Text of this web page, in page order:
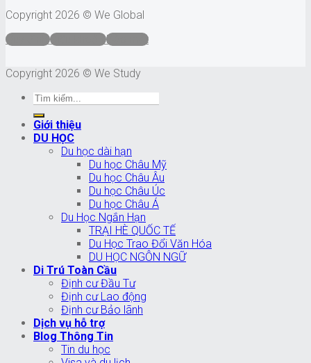
Copyright 2026 © We Global
Quy định
Điều khoản Bảo mật
Copyright 2026 © We Study
Giới thiệu
DU HỌC
Du học dài hạn
Du học Châu Mỹ
Du học Châu Âu
Du học Châu Úc
Du học Châu Á
Du Học Ngắn Hạn
TRẠI HÈ QUỐC TẾ
Du Học Trao Đổi Văn Hóa
DU HỌC NGÔN NGỮ
Di Trú Toàn Cầu
Định cư Đầu Tư
Định cư Lao động
Định cư Bảo lãnh
Dịch vụ hỗ trợ
Blog Thông Tin
Tin du học